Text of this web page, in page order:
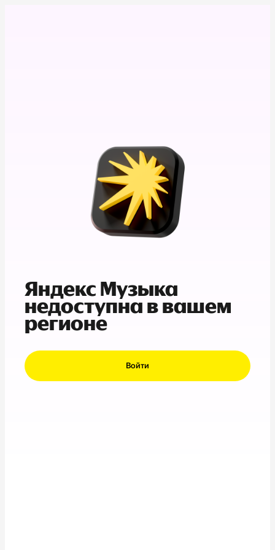
Яндекс Музыка
недоступна в вашем
регионе
Войти